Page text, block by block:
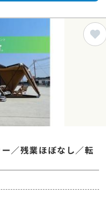
／残業ほぼなし／転